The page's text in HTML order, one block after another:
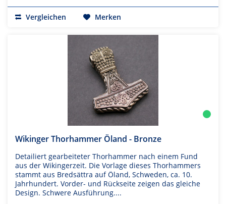
Vergleichen Merken
Wikinger Thorhammer Öland - Bronze
Detailiert gearbeiteter Thorhammer nach einem Fund
aus der Wikingerzeit. Die Vorlage dieses Thorhammers
stammt aus Bredsättra auf Öland, Schweden, ca. 10.
Jahrhundert. Vorder- und Rückseite zeigen das gleiche
Design. Schwere Ausführung....